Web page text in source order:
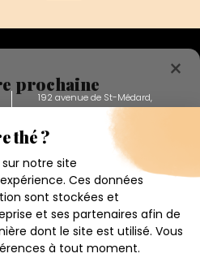
192 avenue de St-Médard,
Eysines
Du lundi au vendredi de 12h à 19h
×
prochaine
et recevez
réduction de 5€.
et j'ai pris connaissance
de ventes
légales
confidentialité